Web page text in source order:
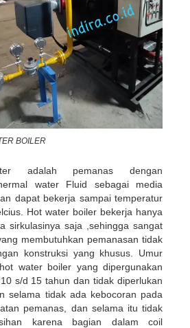
BOILER
adalah pemanas dengan
water Fluid sebagai media
dapat bekerja sampai temperatur
Hot water boiler bekerja hanya
sirkulasinya saja ,sehingga sangat
membutuhkan pemanasan tidak
konstruksi yang khusus. Umur
water boiler yang dipergunakan
s/d 15 tahun dan tidak diperlukan
selama tidak ada kebocoran pada
pemanas, dan selama itu tidak
karena bagian dalam coil